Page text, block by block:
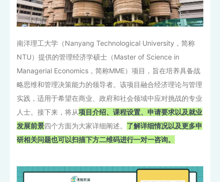
南洋理工大学（Nanyang Technological University，简称
NTU）提供的管理经济学硕士（Master of Science in
Managerial Economics，简称MME）项目，旨在培养具备战
略思维和管理决策能力的领导者。该项目融合经济理论与管理
实践，适用于希望在商业、政府和社会领域中应对挑战的专业
人士。接下来，将从项目介绍、课程设置、申请要求以及就业
发展前景四个方面为大家详细阐述。 了解详细情况以及更多申
研相关问题也可以扫描下方二维码进行一对一咨询。